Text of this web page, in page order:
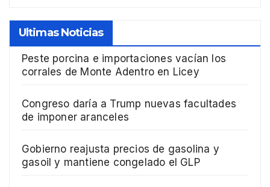
Ultimas Noticias
Peste porcina e importaciones vacían los
corrales de Monte Adentro en Licey
Congreso daría a Trump nuevas facultades
de imponer aranceles
Gobierno reajusta precios de gasolina y
gasoil y mantiene congelado el GLP